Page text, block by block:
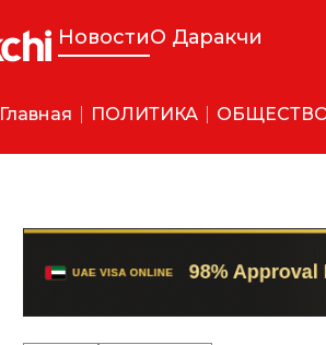
НовостиО Даракчи
Главная ПОЛИТИКА